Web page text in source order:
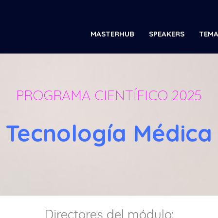
MASTERHUB SPEAKERS
PROGRAMA CIENTÍFICO 2025
Tecnología Médica
Directores del módulo: